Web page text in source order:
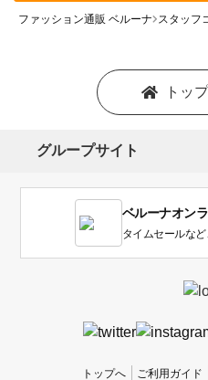
ファッション通販 ベルーナ スタッフ
トッ
グループサイト
ベルーナオン
タイムセールなど
トップへ ご利用ガイド